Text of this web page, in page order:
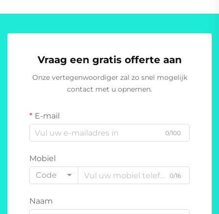
Vraag een gratis offerte aan
Onze vertegenwoordiger zal zo snel mogelijk
contact met u opnemen.
E-mail
0/100
Mobiel
Code
0/16
Naam